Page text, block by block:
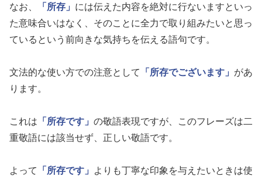
なお、 「所存」 には伝えた内容を絶対に行ないますといっ
た意味合いはなく、そのことに全力で取り組みたいと思っ
ているという前向きな気持ちを伝える語句です。
文法的な使い方での注意として 「所存でございます」 があ
ります。
これは 「所存です」 の敬語表現ですが、このフレーズは二
重敬語には該当せず、正しい敬語です。
よって 「所存です」
よりも丁寧な印象を与えたいときは使